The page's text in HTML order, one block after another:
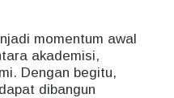
momentum awal
akademisi,
Dengan begitu,
dibangun